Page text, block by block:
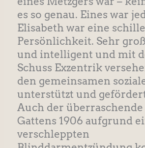
es so genau. Eines war
Elisabeth war eine
Persönlichkeit. Sehr
und intelligent und mit
Schuss Exzentrik
den gemeinsamen
unterstützt und
Auch der
Gattens 1906 aufgrund
verschleppten